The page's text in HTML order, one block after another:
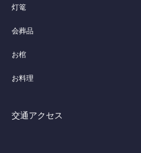
灯篭
会葬品
お棺
お料理
交通アクセス